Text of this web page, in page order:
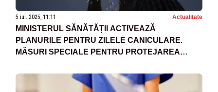
5 iul. 2025, 11:11 Actualitate
MINISTERUL SĂNĂTĂȚII ACTIVEAZĂ
PLANURILE PENTRU ZILELE CANICULARE.
MĂSURI SPECIALE PENTRU PROTEJAREA